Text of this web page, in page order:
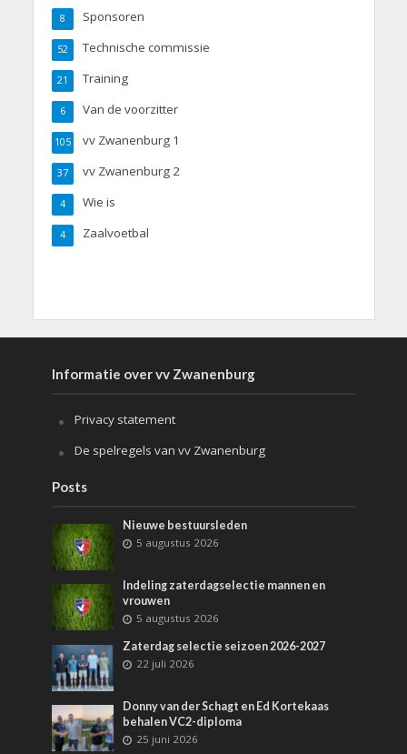
Sponsoren
8
Technische commissie
52
Training
21
Van de voorzitter
6
vv Zwanenburg 1
105
vv Zwanenburg 2
37
Wie is
4
Zaalvoetbal
4
Informatie over vv Zwanenburg
Privacy statement
De spelregels van vv Zwanenburg
Posts
Nieuwe bestuursleden
5 augustus 2026
Indeling zaterdagselectie mannen en
vrouwen
5 augustus 2026
Zaterdag selectie seizoen 2026-2027
22 juli 2026
Donny van der Schagt en Ed Kortekaas
behalen VC2-diploma
25 juni 2026